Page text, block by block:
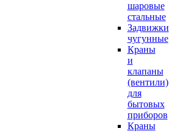
шаровые
стальные
Задвижки
чугунные
Краны
и
клапаны
(вентили)
для
бытовых
приборов
Краны